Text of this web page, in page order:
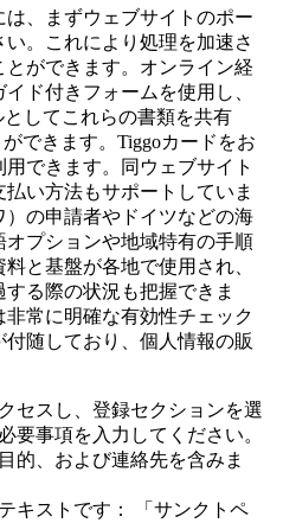
、まずウェブサイトのポー
。これにより処理を加速さ
ができます。オンライン経
ド付きフォームを使用し、
してこれらの書類を共有
ができます。Tiggoカードをお
できます。同ウェブサイト
い方法もサポートしていま
の申請者やドイツなどの海
プションや地域特有の手順
と基盤が各地で使用され、
る際の状況も把握できま
常に明確な有効性チェック
随しており、個人情報の販
セスし、登録セクションを選
要事項を入力してください。
的、および連絡先を含みま
キストです： 「サンクトペ